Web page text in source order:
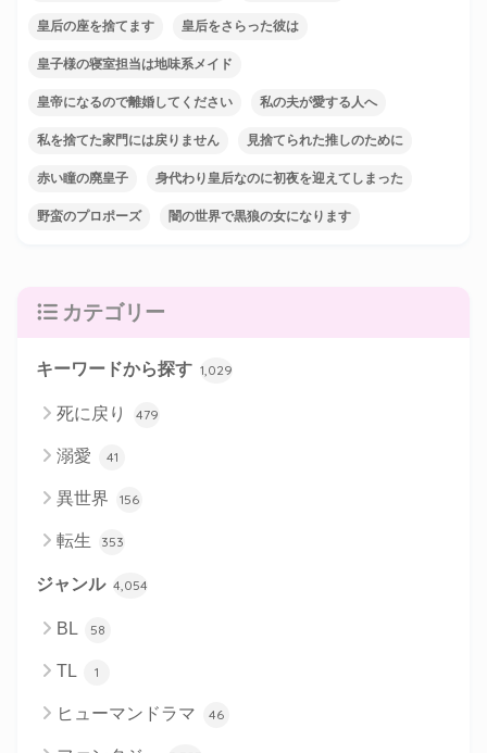
皇后の座を捨てます 皇后をさらった彼は
皇子様の寝室担当は地味系メイド
皇帝になるので離婚してください 私の夫が愛する人へ
私を捨てた家門には戻りません 見捨てられた推しのために
赤い瞳の廃皇子 身代わり皇后なのに初夜を迎えてしまった
野蛮のプロポーズ 闇の世界で黒狼の女になります
カテゴリー
キーワードから探す 1,029
死に戻り 479
溺愛 41
異世界 156
転生 353
ジャンル 4,054
BL 58
TL 1
ヒューマンドラマ 46